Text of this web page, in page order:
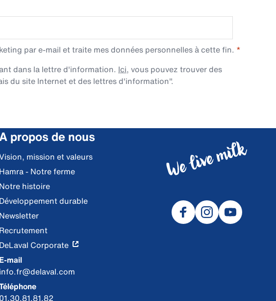
par e-mail et traite mes données personnelles à cette fin.
dans la lettre d'information. Ici, vous pouvez trouver des
du site Internet et des lettres d'information".
propos de nous
mission et valeurs
Hamra - Notre ferme
Notre histoire
Développement durable
Newsletter
Recrutement
DeLaval Corporate
E-mail
info.fr@delaval.com
01.30.81.81.82